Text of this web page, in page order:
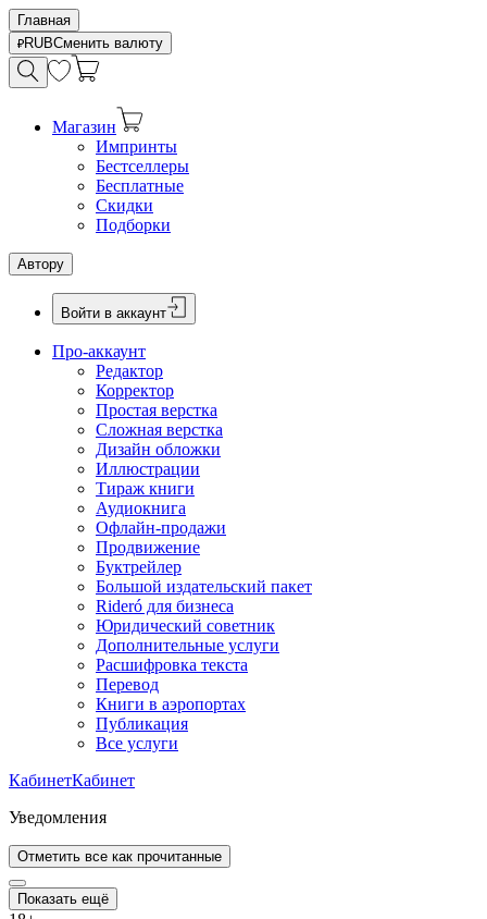
Главная
RUBСменить валюту
Магазин
Импринты
Бестселлеры
Бесплатные
Скидки
Подборки
Автору
Войти в аккаунт
Про-аккаунт
Редактор
Корректор
Простая верстка
Сложная верстка
Дизайн обложки
Иллюстрации
Тираж книги
Аудиокнига
Офлайн-продажи
Продвижение
Буктрейлер
Большой издательский пакет
Rideró для бизнеса
Юридический советник
Дополнительные услуги
Расшифровка текста
Перевод
Книги в аэропортах
Публикация
Все услуги
КабинетКабинет
Уведомления
Отметить все как прочитанные
Показать ещё